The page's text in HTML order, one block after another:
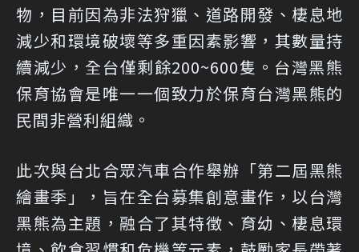
物，目前因為非法狩獵、道路開發、棲息地
減少和環境破壞等多重因素影響，其數量持
續減少，全台僅剩餘200~600隻。台灣黑熊
保育協會是唯一一個致力於保育台灣黑熊的
民間非營利組織。
此次與台北合眾汽車合作舉辦「第二屆黑熊
繪畫季」，旨在全台募集創意畫作，以台灣
黑熊為主題，融合了其特徵、育幼、棲息環